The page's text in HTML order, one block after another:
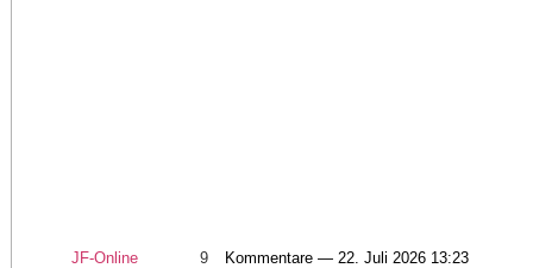
JF-Online 9 Kommentare — 22. Juli 2026 13:23